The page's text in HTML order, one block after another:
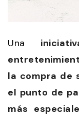
Una
la compra de
el punto de
más